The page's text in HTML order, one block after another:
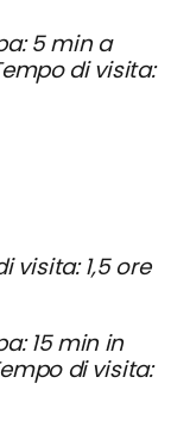
5 min a
di visita:
visita: 1,5 ore
15 min in
di visita: